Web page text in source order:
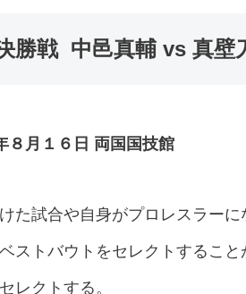
勝戦 中邑真輔 vs 真壁
８月１６日 両国国技館
た試合や自身がプロレスラーに
ストバウトをセレクトするこ
レクトする。